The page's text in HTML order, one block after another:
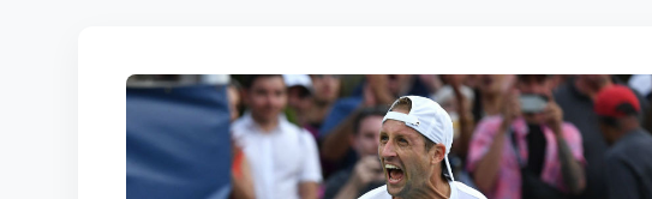
ДОКУМЕНТЫ
ПЕРСОНАЛИИ